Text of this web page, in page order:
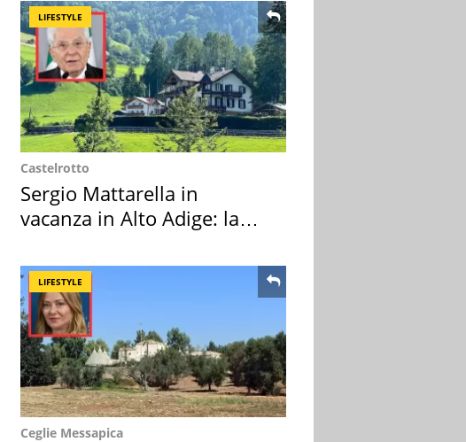
LIFESTYLE
Castelrotto
Sergio Mattarella in
vacanza in Alto Adige: la
LIFESTYLE
Ceglie Messapica